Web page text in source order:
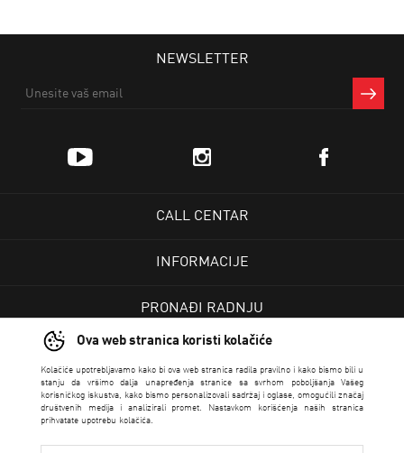
Ova web stranica koristi kolačiće
Kolačiće upotrebljavamo kako bi ova web stranica radila pravilno i kako bismo bili u
stanju da vršimo dalja unapređenja stranice sa svrhom poboljšanja Vašeg
korisničkog iskustva, kako bismo personalizovali sadržaj i oglase, omogućili značaj
društvenih medija i analizirali promet. Nastavkom korišćenja naših stranica
prihvatate upotrebu kolačića.
NEWSLETTER
CALL CENTAR
INFORMACIJE
PRONAĐI RADNJU
USLOVI PRODAJE